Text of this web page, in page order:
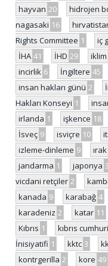
hayvan 20 hidrojen
nagasaki 16
Rights Committee 1 iç
İHA 41 İHD 29 iklim
incirlik 6 İngiltere 45
insan hakları günü 2
Hakları Konseyi 1
irlanda 1 işkence 18
İsveç 9 isviçre 10
izleme-dinleme 9 ırak
jandarma 1 japonya
vicdani retçiler 2
kanada 9 karabağ 4
karadeniz 2 katar 11
Kıbrıs 1 kıbrıs
İnisiyatifi 1 kktc 3
kontrgerilla 2 kore 49